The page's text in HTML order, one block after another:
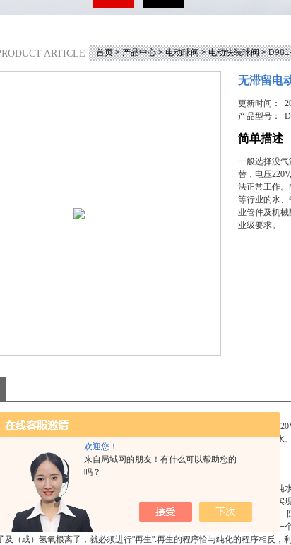
欢迎您！
来自局域网的朋友！有什么可以帮助您的
吗？
ARTICLE 首页>产品中心>电动球阀>电动快装球阀>
无滞留电
更新时间：
产品型号：
简单描述
一般选择没
替，电压
法正常工作
等行业的水
业管件及机
业级要求。
作场所，这时可用
代替，电压
卫生级快装阀门可适用于化工、石油、冶金、水暖、食品、药品等行业的
设备可用于乳品、制药、啤酒、饮料、食用油等行业，满足其专业级要求。
快装阀门山东片式球阀
低位时，系统将自动中断纯水供应，以防纯水泵无水空转而造成损坏，当纯
件设有多重保护功能和自动冲洗程序，使整个系统无需人工操作，即可实
过高（该压力值将根据膜的正常工作压力调节）
系统报警提示，并停机。
子交换床。也可以将阳离子交换树脂与阴离子交换树脂混在一起，置于同
及（或）氢氧根离子，就必须进行"再生".再生的程序恰与纯化的程序相反